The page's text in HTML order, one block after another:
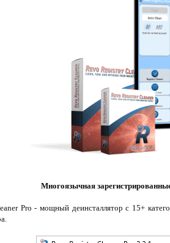
Многоязычная
Pro - мощный деинсталлятор с 15+